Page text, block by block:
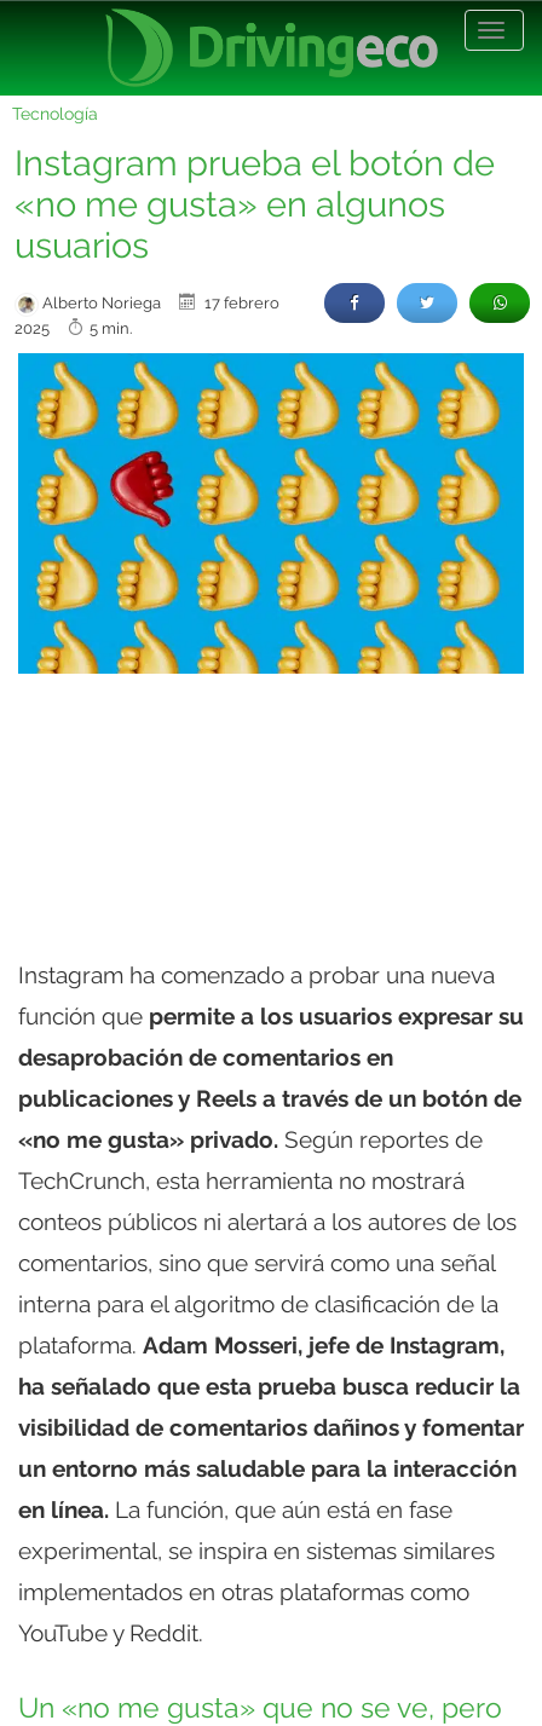
Tecnología
Instagram prueba el botón de
«no me gusta» en algunos
usuarios
Alberto Noriega
17 febrero
2025
5 min.
Instagram ha comenzado a probar una nueva
función que permite a los usuarios expresar su
desaprobación de comentarios en
publicaciones y Reels a través de un botón de
«no me gusta» privado. Según reportes de
TechCrunch, esta herramienta no mostrará
conteos públicos ni alertará a los autores de los
comentarios, sino que servirá como una señal
interna para el algoritmo de clasificación de la
plataforma. Adam Mosseri, jefe de Instagram,
ha señalado que esta prueba busca reducir la
visibilidad de comentarios dañinos y fomentar
un entorno más saludable para la interacción
en línea. La función, que aún está en fase
experimental, se inspira en sistemas similares
implementados en otras plataformas como
YouTube y Reddit.
Un «no me gusta» que no se ve, pero